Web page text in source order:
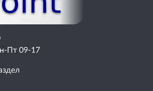
Пт 09-17